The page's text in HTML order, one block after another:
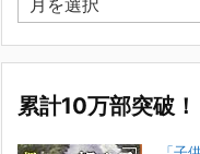
社！」というくらいの大御
名誉です。h[...]
若年層の子供の問題
ー
カ
ブ
累計10万部突破